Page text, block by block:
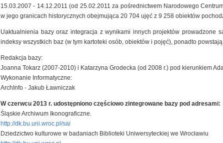
15.03.2007 - 14.12.2011 (od 25.02.2011 za pośrednictwem Narodowego
w jego granicach historycznych obejmująca 20 704 ujęć z 9 258 obiektów
Uaktualnienia bazy oraz integracja z wynikami innych projektów prowadzone
indeksy wszystkich baz (w tym kartoteki osób, obiektów i pojęć), ponadto
Redakcja bazy:
Joanna Tokarz (2007-2010) i Katarzyna Grodecka (od 2008 r.) pod kierunkiem
Wykonanie Informatyczne:
ArchInfo - Jakub Ławniczak
W czerwcu 2013 r. udostępniono częściowo zintegrowane bazy pod adresami:
Śląskie Archiwum Ikonograficzne.
http://dk.bu.uni.wroc.pl/sai
Dziedzictwo kulturowe w badaniach Biblioteki Uniwersyteckiej we Wrocławiu